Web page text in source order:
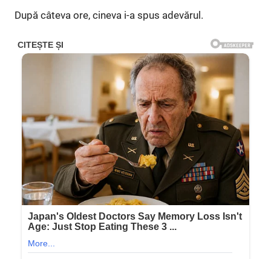
După câteva ore, cineva i-a spus adevărul.